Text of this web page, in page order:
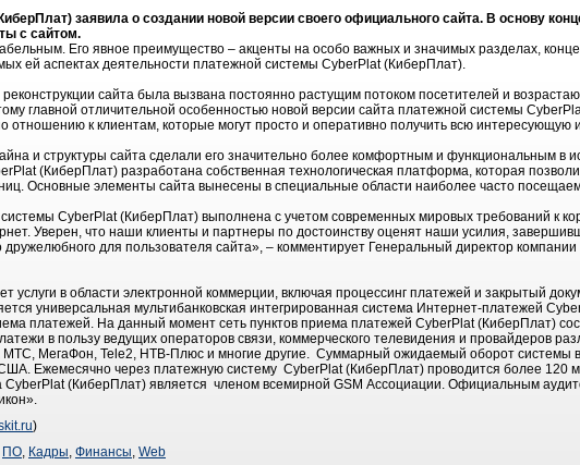
заявила о создании новой версии своего официального сайта. В основу
с сайтом.
Его явное преимущество – акценты на особо важных и значимых разделах,
ей аспектах деятельности платежной системы CyberPlat (КиберПлат).
сайта была вызвана постоянно растущим потоком посетителей и
главной отличительной особенностью новой версии сайта платежной системы
отношению к клиентам, которые могут просто и оперативно получить всю
и структуры сайта сделали его значительно более комфортным и функциональным в
(КиберПлат) разработана собственная технологическая платформа, которая
Основные элементы сайта вынесены в специальные области наиболее часто
CyberPlat (КиберПлат) выполнена с учетом современных мировых требований к
Уверен, что наши клиенты и партнеры по достоинству оценят наши усилия,
дружелюбного для пользователя сайта», – комментирует Генеральный директор
в области электронной коммерции, включая процессинг платежей и закрытый
универсальная мультибанковская интегрированная система Интернет-платежей
платежей. На данный момент сеть пунктов приема платежей CyberPlat (КиберПлат)
в пользу ведущих операторов связи, коммерческого телевидения и провайдеров
МТС, МегаФон, Tele2, НТВ-Плюс и многие другие. Суммарный ожидаемый оборот системы в
Ежемесячно через платежную систему CyberPlat (КиберПлат) проводится более 120
CyberPlat (КиберПлат) является членом всемирной GSM Ассоциации. Официальным
)
ПО, Кадры, Финансы, Web